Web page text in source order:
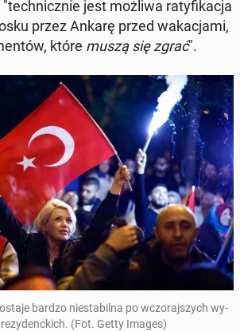
jest możliwa ra­ty­fi­ka­cja
przez Ankarę przed wa­ka­cja­mi,
które muszą się zgrać".
bardzo nie­sta­bil­na po wczo­raj­szych wy­
(Fot. Getty Images)